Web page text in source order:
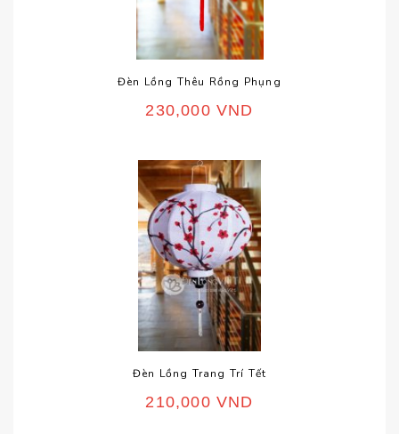
Đèn Lồng Thêu Rồng Phụng
230,000 VND
Đèn Lồng Trang Trí Tết
210,000 VND